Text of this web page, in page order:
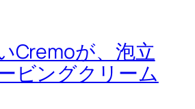
Cremoが、泡立
ビングクリーム